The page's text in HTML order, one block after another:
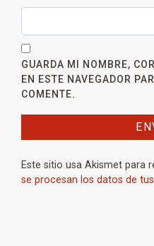
GUARDA MI NOMBRE,
EN ESTE NAVEGADOR
COMENTE.
Este sitio usa Akismet para
se procesan los datos de